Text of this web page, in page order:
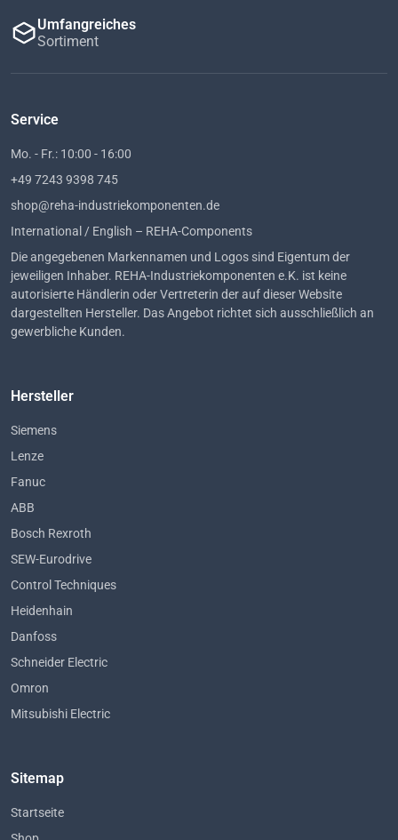
Umfangreiches
Sortiment
Service
Mo. - Fr.: 10:00 - 16:00
+49 7243 9398 745
shop@reha-industriekomponenten.de
International / English – REHA-Components
Die angegebenen Markennamen und Logos sind Eigentum der
jeweiligen Inhaber. REHA-Industriekomponenten e.K. ist keine
autorisierte Händlerin oder Vertreterin der auf dieser Website
dargestellten Hersteller. Das Angebot richtet sich ausschließlich an
gewerbliche Kunden.
Hersteller
Siemens
Lenze
Fanuc
ABB
Bosch Rexroth
SEW-Eurodrive
Control Techniques
Heidenhain
Danfoss
Schneider Electric
Omron
Mitsubishi Electric
Sitemap
Startseite